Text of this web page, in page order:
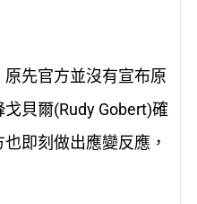
先官方並沒有宣布原
貝爾(Rudy Gobert)確
即刻做出應變反應，